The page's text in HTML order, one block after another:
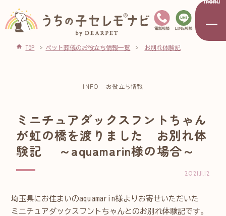
TOP ペット葬儀のお役立ち情報一覧 お別れ体験記
INFO お役立ち情報
ミニチュアダックスフントちゃん
が虹の橋を渡りました お別れ体
験記 ～aquamarin様の場合～
2021.11.12
埼玉県にお住まいのaquamarin様よりお寄せいただいた
ミニチュアダックスフントちゃんとのお別れ体験記です。